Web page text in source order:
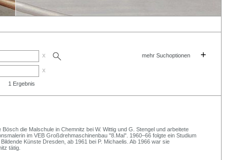
x mehr Suchoptionen +
x
1 Ergebnis
Bösch die Malschule in Chemnitz bei W. Wittig und G. Stengel und arbeitete
im VEB Großdrehmaschinenbau "8.Mai". 1960–66 folgte ein Studium
Künste Dresden, ab 1961 bei P. Michaelis. Ab 1966 war sie
tätig.